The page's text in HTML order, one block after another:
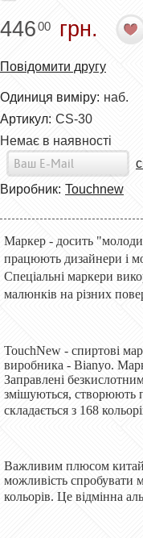
44600 грн.
Повідомити другу
Одиниця виміру: наб.
Артикул: CS-30
Немає в наявності
Виробник: Touchnew
Маркер - досить
працюють дизайнери і
Спеціальні маркери
малюнків на різних
TouchNew - спиртові
виробника - Bianyo.
Заправлені
змішуються, створюють
складається з 168
Важливим плюсом
можливість спробувати
кольорів. Це відмінна